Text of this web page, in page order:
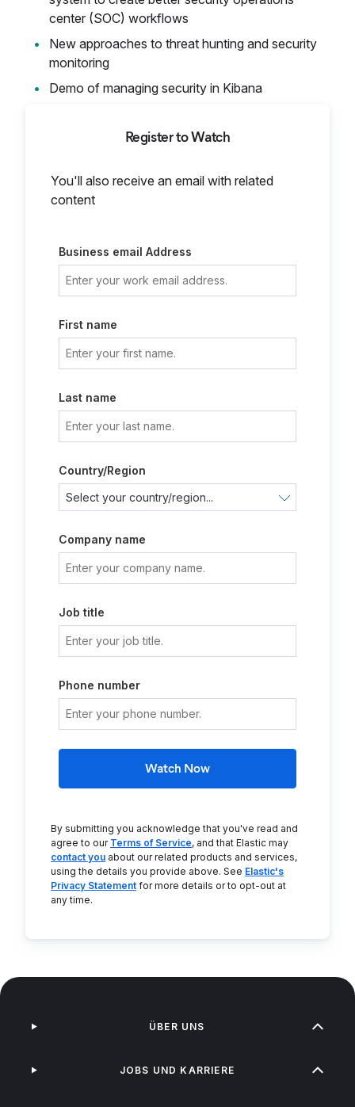
center (SOC) workflows
New approaches to threat hunting and security
monitoring
Demo of managing security in Kibana
Register to Watch
You'll also receive an email with related
content
Business email Address
First name
Last name
Country/Region
Company name
Job title
Phone number
Watch Now
By submitting you acknowledge that you've read and
agree to our Terms of Service, and that Elastic may
contact you about our related products and services,
using the details you provide above. See Elastic's
Privacy Statement for more details or to opt-out at
any time.
ÜBER UNS
JOBS UND KARRIERE